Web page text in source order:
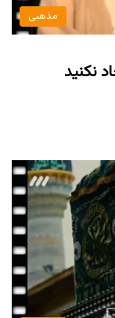
مذهبی
نکنید